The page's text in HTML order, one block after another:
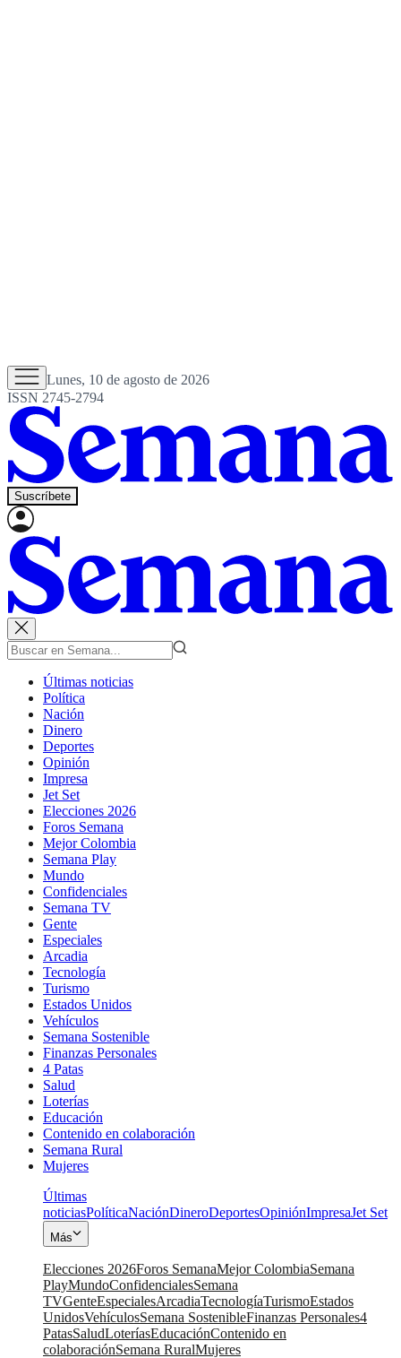
Lunes, 10 de agosto de 2026
ISSN 2745-2794
Suscríbete
Últimas noticias
Política
Nación
Dinero
Deportes
Opinión
Impresa
Jet Set
Elecciones 2026
Foros Semana
Mejor Colombia
Semana Play
Mundo
Confidenciales
Semana TV
Gente
Especiales
Arcadia
Tecnología
Turismo
Estados Unidos
Vehículos
Semana Sostenible
Finanzas Personales
4 Patas
Salud
Loterías
Educación
Contenido en colaboración
Semana Rural
Mujeres
Últimas
noticiasPolíticaNaciónDineroDeportesOpiniónImpresaJet Set
Más
Elecciones 2026Foros SemanaMejor ColombiaSemana
PlayMundoConfidencialesSemana
TVGenteEspecialesArcadiaTecnologíaTurismoEstados
UnidosVehículosSemana SostenibleFinanzas Personales4
PatasSaludLoteríasEducaciónContenido en
colaboraciónSemana RuralMujeres